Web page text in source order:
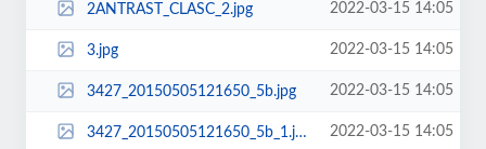
2ANTRAST_CLASC_2.jpg 2022-03-15 14:05
3.jpg 2022-03-15 14:05
3427_20150505121650_5b.jpg 2022-03-15 14:05
3427_20150505121650_5b_1.jpg 2022-03-15 14:05